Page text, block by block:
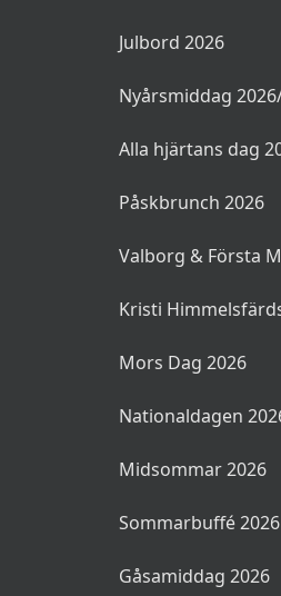
Julbord 2026
Nyårsmiddag
Alla hjärtans dag
Påskbrunch 2026
Valborg & Första
Kristi
Mors Dag 2026
Nationaldagen
Midsommar 2026
Sommarbuffé 2026
Gåsamiddag 2026